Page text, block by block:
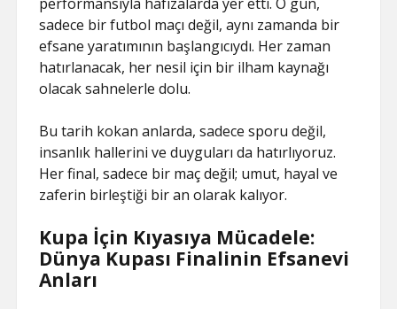
sadece bir futbol maçı değil, aynı zamanda bir
efsane yaratımının başlangıcıydı. Her zaman
hatırlanacak, her nesil için bir ilham kaynağı
olacak sahnelerle dolu.
Bu tarih kokan anlarda, sadece sporu değil,
insanlık hallerini ve duyguları da hatırlıyoruz.
Her final, sadece bir maç değil; umut, hayal ve
zaferin birleştiği bir an olarak kalıyor.
Kupa İçin Kıyasıya Mücadele:
Dünya Kupası Finalinin Efsanevi
Anları